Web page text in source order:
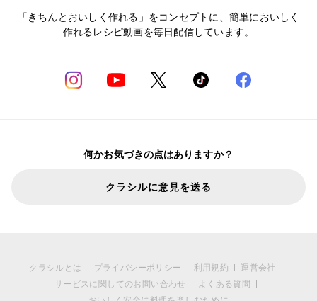
「きちんとおいしく作れる」をコンセプトに、簡単においしく
作れるレシピ動画を毎日配信しています。
何かお気づきの点はありますか？
クラシルに意見を送る
クラシルとは プライバシーポリシー 利用規約
運営会社
サービスに関してのお問い合わせ
よくある質問